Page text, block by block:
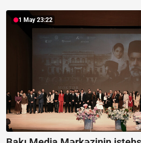
1 May 23:22